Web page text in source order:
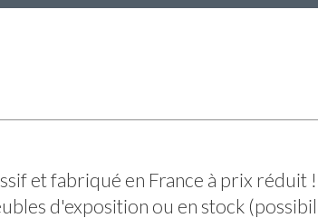
et fabriqué en France à prix réduit
d'exposition ou en stock